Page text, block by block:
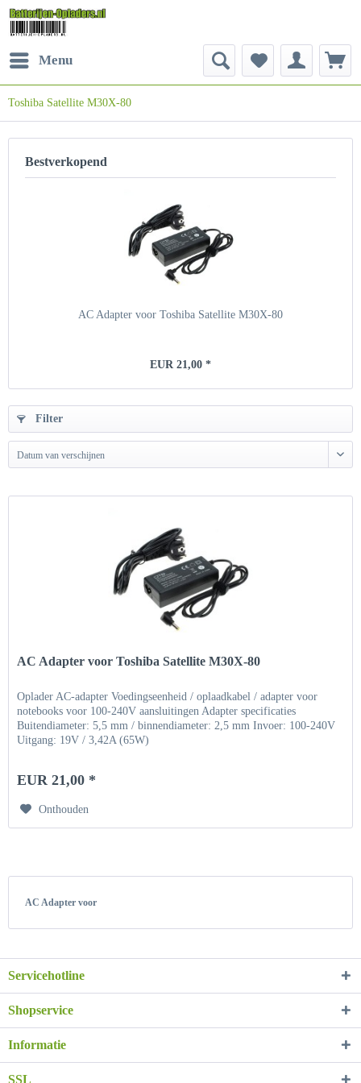
Menu
Toshiba Satellite M30X-80
Bestverkopend
AC Adapter voor Toshiba Satellite M30X-80
EUR 21,00 *
Filter
Datum van verschijnen
AC Adapter voor Toshiba Satellite M30X-80
Oplader AC-adapter Voedingseenheid / oplaadkabel / adapter voor
notebooks voor 100-240V aansluitingen Adapter specificaties
Buitendiameter: 5,5 mm / binnendiameter: 2,5 mm Invoer: 100-240V
Uitgang: 19V / 3,42A (65W)
EUR 21,00 *
Onthouden
AC Adapter voor
Servicehotline
Shopservice
Informatie
SSL